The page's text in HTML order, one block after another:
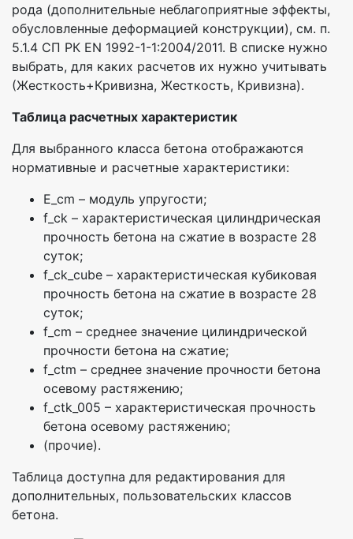
рода (дополнительные неблагоприятные эффекты,
обусловленные деформацией конструкции), см. п.
5.1.4 СП РК EN 1992-1-1:2004/2011. В списке нужно
выбрать, для каких расчетов их нужно учитывать
(Жесткость+Кривизна, Жесткость, Кривизна).
Таблица расчетных характеристик
Для выбранного класса бетона отображаются
нормативные и расчетные характеристики:
E_cm – модуль упругости;
f_ck – характеристическая цилиндрическая
прочность бетона на сжатие в возрасте 28
суток;
f_ck_cube – характеристическая кубиковая
прочность бетона на сжатие в возрасте 28
суток;
f_cm – среднее значение цилиндрической
прочности бетона на сжатие;
f_ctm – среднее значение прочности бетона
осевому растяжению;
f_ctk_005 – характеристическая прочность
бетона осевому растяжению;
(прочие).
Таблица доступна для редактирования для
дополнительных, пользовательских классов
бетона.